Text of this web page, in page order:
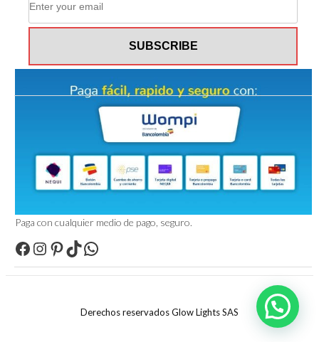
Paga con cualquier medio de pago, seguro.
Facebook
Instagram
Pinterest
TikTokWhatsApp
Derechos reservados Glow Lights SAS